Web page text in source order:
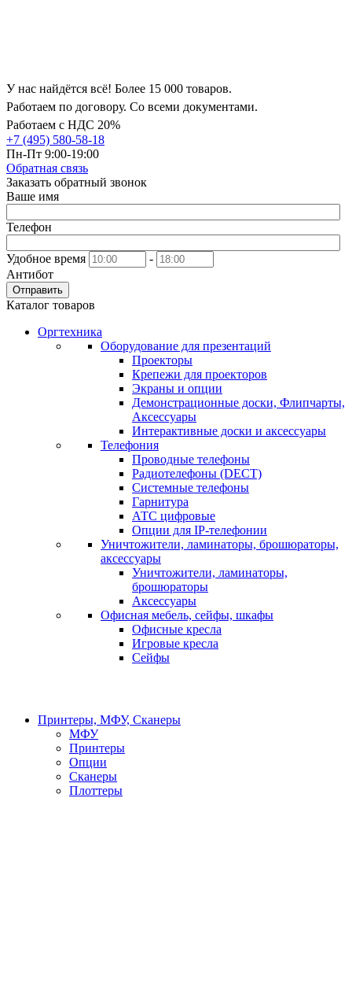
У нас найдётся всё! Более 15 000 товаров.
Работаем по договору. Со всеми документами.
Работаем с НДС 20%
+7 (495) 580-58-18
Пн-Пт 9:00-19:00
Обратная связь
Заказать обратный звонок
Ваше имя
Телефон
Удобное время
-
Антибот
Отправить
Каталог товаров
Оргтехника
Оборудование для презентаций
Проекторы
Крепежи для проекторов
Экраны и опции
Демонстрационные доски, Флипчарты,
Аксессуары
Интерактивные доски и аксессуары
Телефония
Проводные телефоны
Радиотелефоны (DECT)
Системные телефоны
Гарнитура
АТС цифровые
Опции для IP-телефонии
Уничтожители, ламинаторы, брошюраторы,
аксессуары
Уничтожители, ламинаторы,
брошюраторы
Аксессуары
Офисная мебель, сейфы, шкафы
Офисные кресла
Игровые кресла
Сейфы
Принтеры, МФУ, Сканеры
МФУ
Принтеры
Опции
Сканеры
Плоттеры